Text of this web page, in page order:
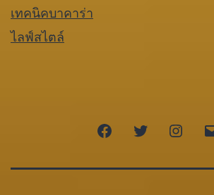
เทคนิคบาคาร่า
ไลฟ์สไตล์
FacebookTwitter